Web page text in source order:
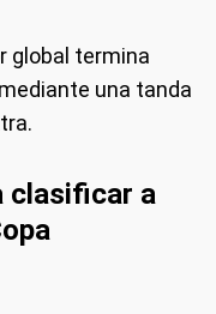
global termina
una tanda
clasificar a